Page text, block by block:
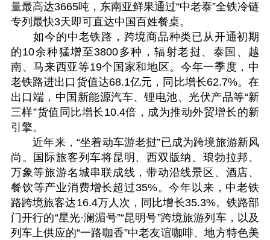
量最高达3665吨，东南亚鲜果通过“中老泰”全铁冷链
专列最快3天即可直达中国百姓餐桌。
如今的中老铁路，跨境商品种类已从开通初期
的10余种猛增至3800多种，辐射老挝、泰国、越
南、马来西亚等19个国家和地区。今年一季度，中
老铁路进出口货值达68.1亿元，同比增长62.7%。在
出口端，中国新能源汽车、锂电池、光伏产品等“新
三样”货值同比增长10.4倍，成为推动外贸增长的新
引擎。
近年来，“坐着动车游老挝”已成为跨境旅游新风
尚。国际旅客列车将昆明、西双版纳、琅勃拉邦、
万象等旅游名城串联成线，带动沿线景区、酒店、
餐饮等产业消费增长超过35%。今年以来，中老铁
路跨境旅客达16.4万人次，同比增长35.3%。铁路部
门开行的“星光·澜湄号”“昆明号”跨境旅游列车，以及
列车上供应的“一路咖香”中老友谊咖啡、地方特色美